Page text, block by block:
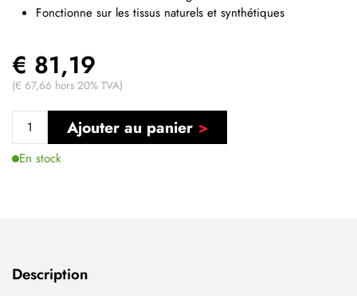
Fonctionne sur les tissus naturels et synthétiques
€ 81,19
(€ 67,66 hors 20% TVA)
Ajouter au panier
En stock
Description